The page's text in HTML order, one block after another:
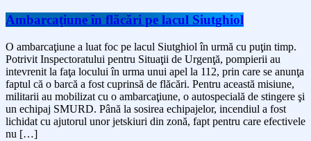
Ambarcaţiune în flăcări pe lacul Siutghiol
O ambarcaţiune a luat foc pe lacul Siutghiol în urmă cu puţin timp.
Potrivit Inspectoratului pentru Situaţii de Urgenţă, pompierii au
intevrenit la faţa locului în urma unui apel la 112, prin care se anunţa
faptul că o barcă a fost cuprinsă de flăcări. Pentru această misiune,
militarii au mobilizat cu o ambarcaţiune, o autospecială de stingere şi
un echipaj SMURD. Până la sosirea echipajelor, incendiul a fost
lichidat cu ajutorul unor jetskiuri din zonă, fapt pentru care efectivele
nu […]